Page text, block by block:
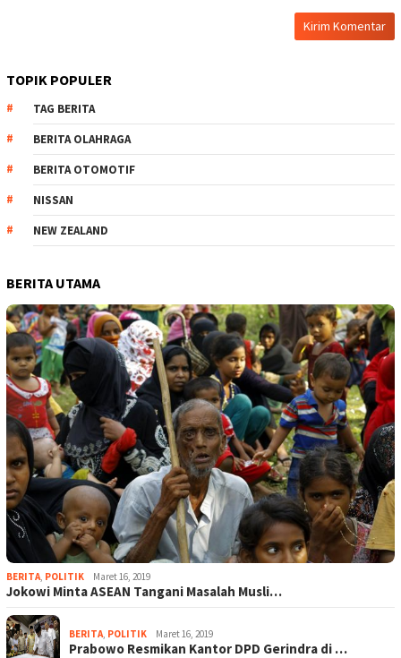
TOPIK POPULER
TAG BERITA
BERITA OLAHRAGA
BERITA OTOMOTIF
NISSAN
NEW ZEALAND
BERITA UTAMA
BERITA POLITIK Maret 16, 2019
Jokowi Minta ASEAN Tangani Masalah Musli…
BERITA POLITIK Maret 16, 2019
Prabowo Resmikan Kantor DPD Gerindra di …